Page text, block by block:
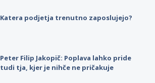
Katera podjetja trenutno zaposlujejo?
Peter Filip Jakopič: Poplava lahko pride
tudi tja, kjer je nihče ne pričakuje